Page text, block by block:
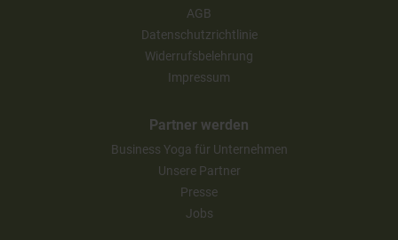
AGB
Datenschutzrichtlinie
Widerrufsbelehrung
Impressum
Partner werden
Business Yoga für Unternehmen
Unsere Partner
Presse
Jobs